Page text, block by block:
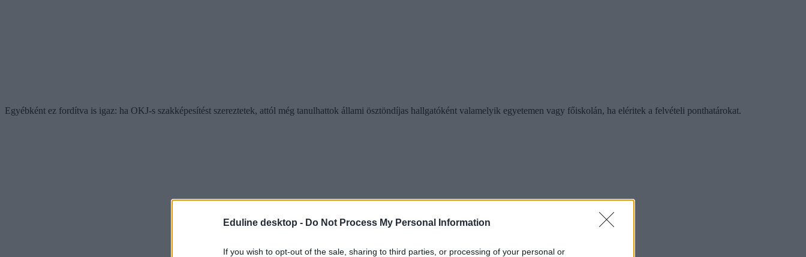
Eduline desktop - Do Not Process My Personal Information
If you wish to opt-out of the sale, sharing to third parties, or processing of your personal or
Egyébként ez fordítva is igaz: ha OKJ-s szakképesítést szereztetek, attól még tanulhattok állami ösztöndíjas hallgatóként valamelyik egyetemen vagy főiskolán, ha eléritek a felvételi ponthatárokat.